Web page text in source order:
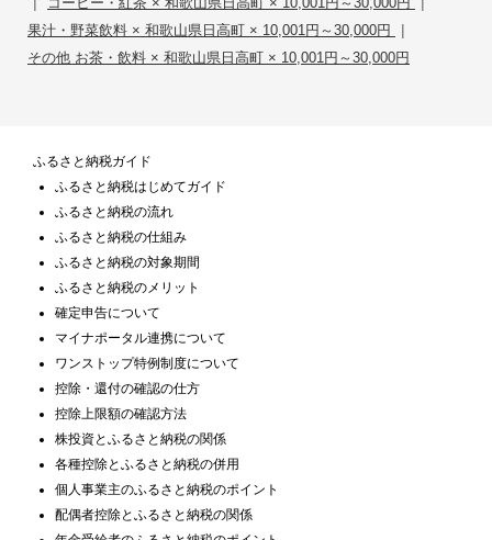
果汁・野菜飲料 × 和歌山県日高町 × 10,001円～30,000円 |
その他 お茶・飲料 × 和歌山県日高町 × 10,001円～30,000円
ふるさと納税ガイド
ふるさと納税はじめてガイド
ふるさと納税の流れ
ふるさと納税の仕組み
ふるさと納税の対象期間
ふるさと納税のメリット
確定申告について
マイナポータル連携について
ワンストップ特例制度について
控除・還付の確認の仕方
控除上限額の確認方法
株投資とふるさと納税の関係
各種控除とふるさと納税の併用
個人事業主のふるさと納税のポイント
配偶者控除とふるさと納税の関係